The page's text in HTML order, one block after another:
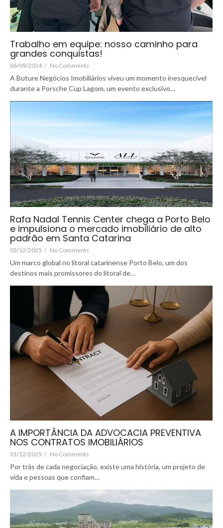
Trabalho em equipe: nosso caminho para
grandes conquistas!
06/09/2024 / No Comments
A Buture Negócios Imobiliários viveu um momento inesquecível
durante a Porsche Cup Lagom, um evento exclusivo…
Rafa Nadal Tennis Center chega a Porto Belo
e impulsiona o mercado imobiliário de alto
padrão em Santa Catarina
03/12/2025 / No Comments
Um marco global no litoral catarinense Porto Belo, um dos
destinos mais promissores do litoral de…
A IMPORTÂNCIA DA ADVOCACIA PREVENTIVA
NOS CONTRATOS IMOBILIÁRIOS
01/12/2025 / No Comments
Por trás de cada negociação, existe uma história, um projeto de
vida e pessoas que confiam…